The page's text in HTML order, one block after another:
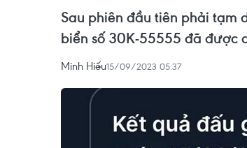
Sau phiên đầu tiên phải tạm
biển số 30K-55555 đã được
Minh Hiếu15/09/2023 05:37